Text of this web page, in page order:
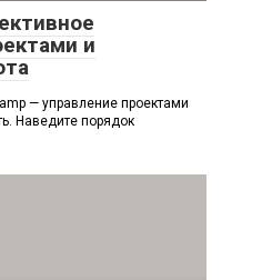
и
— управление проектами
Наведите порядок